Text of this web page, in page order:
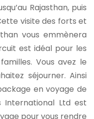
Rajasthan, puis
visite des forts et
vous emmènera
est idéal pour les
Vous avez le
séjourner. Ainsi
en voyage de
International Ltd est
pour vous rendre